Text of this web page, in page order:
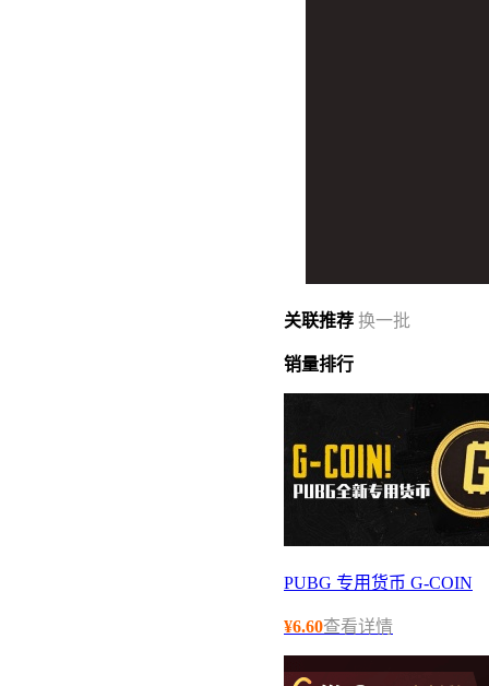
关联推荐 换一批
销量排行
PUBG 专用货币 G-COIN
¥6.60查看详情